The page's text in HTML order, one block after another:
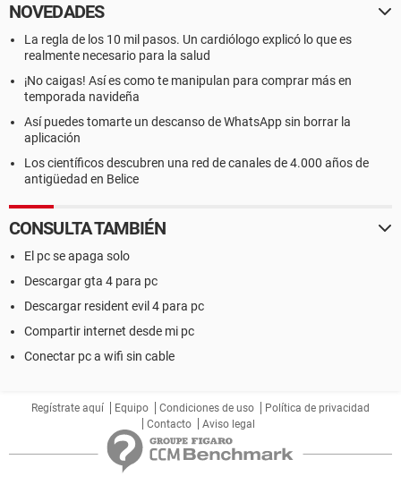
NOVEDADES
La regla de los 10 mil pasos. Un cardiólogo explicó lo que es
realmente necesario para la salud
¡No caigas! Así es como te manipulan para comprar más en
temporada navideña
Así puedes tomarte un descanso de WhatsApp sin borrar la
aplicación
Los científicos descubren una red de canales de 4.000 años de
antigüedad en Belice
CONSULTA TAMBIÉN
El pc se apaga solo
Descargar gta 4 para pc
Descargar resident evil 4 para pc
Compartir internet desde mi pc
Conectar pc a wifi sin cable
Regístrate aquí Equipo Condiciones de uso
Política de privacidad
Contacto
Aviso legal